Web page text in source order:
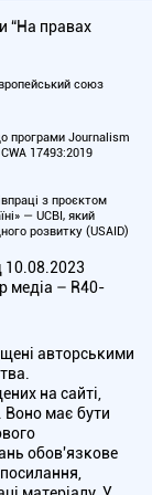
“На правах
союз
програми Journalism
17493:2019
з проєктом
— UCBI, який
розвитку (USAID)
10.08.2023
медіа – R40-
авторськими
на сайті,
Воно має бути
обов'язкове